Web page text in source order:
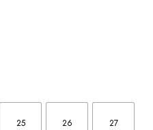
25 26 27